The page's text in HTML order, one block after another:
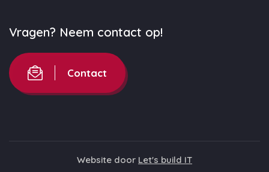
Vragen? Neem contact op!
Contact
Website door Let's build IT